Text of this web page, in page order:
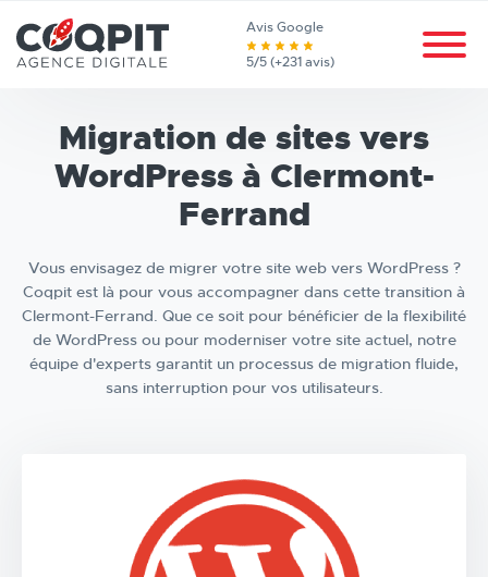
Avis Google
5/5 (+231 avis)
Migration de sites vers
WordPress à Clermont-
Ferrand
Vous envisagez de migrer votre site web vers WordPress ?
Coqpit est là pour vous accompagner dans cette transition à
Clermont-Ferrand. Que ce soit pour bénéficier de la flexibilité
de WordPress ou pour moderniser votre site actuel, notre
équipe d'experts garantit un processus de migration fluide,
sans interruption pour vos utilisateurs.